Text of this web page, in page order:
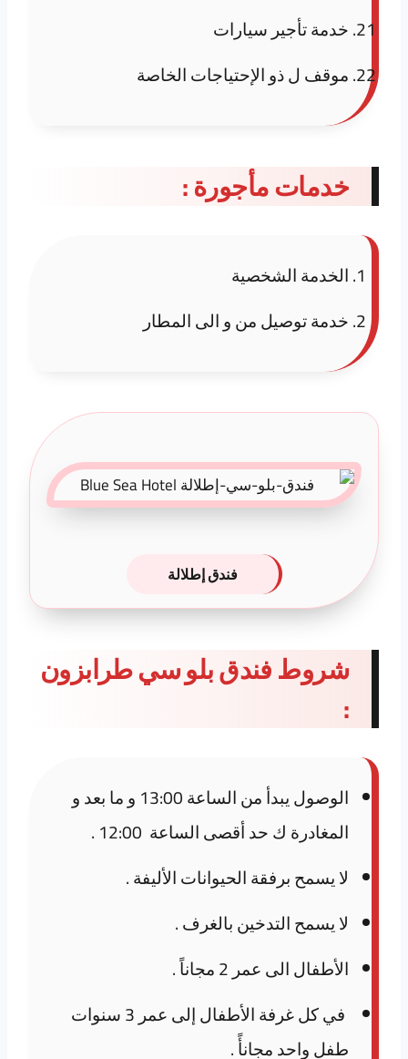
خدمة تأجير سيارات
موقف ل ذو الإحتياجات الخاصة
خدمات مأجورة :
الخدمة الشخصية
خدمة توصيل من و الى المطار
فندق إطلالة
شروط فندق بلو سي طرابزون
:
الوصول يبدأ من الساعة 13:00 و ما بعد و
المغادرة ك حد أقصى الساعة 12:00 .
لا يسمح برفقة الحيوانات الأليفة .
لا يسمح التدخين بالغرف .
الأطفال الى عمر 2 مجاناً .
في كل غرفة الأطفال إلى عمر 3 سنوات
طفل واحد مجانأً .